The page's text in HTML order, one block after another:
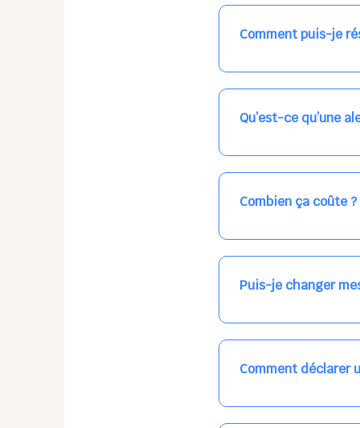
Comment puis-je
Nos places libres au
qui vous intéresse,
Qu’est-ce qu’une
Vous avez besoin
les places disponibles
Combien ça coûte ?
Votre accueil est
habituel. N'hésitez
Puis-je changer
Dans votre profil
email, par SMS, par
Comment déclarer
Signalez une absence
ou